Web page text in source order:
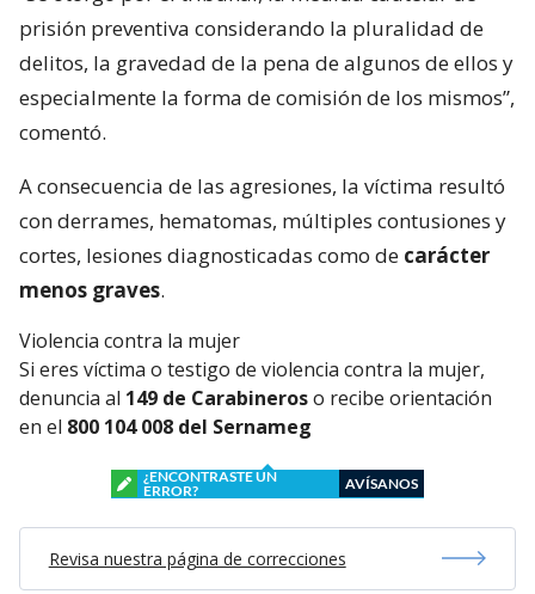
prisión preventiva considerando la pluralidad de
delitos, la gravedad de la pena de algunos de ellos y
especialmente la forma de comisión de los mismos”,
comentó.
A consecuencia de las agresiones, la víctima resultó
con derrames, hematomas, múltiples contusiones y
cortes, lesiones diagnosticadas como de carácter
menos graves.
Violencia contra la mujer
Si eres víctima o testigo de violencia contra la mujer,
denuncia al 149 de Carabineroso recibe orientación
en el 800 104 008 del Sernameg
¿ENCONTRASTE UN
ERROR?
AVÍSANOS
Revisa nuestra página de correcciones